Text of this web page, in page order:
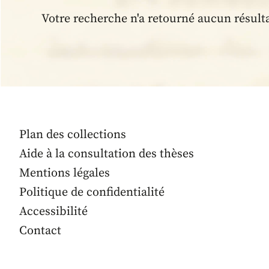
Votre recherche n'a retourné aucun
Plan des collections
Aide à la consultation des thèses
Mentions légales
Politique de confidentialité
Accessibilité
Contact